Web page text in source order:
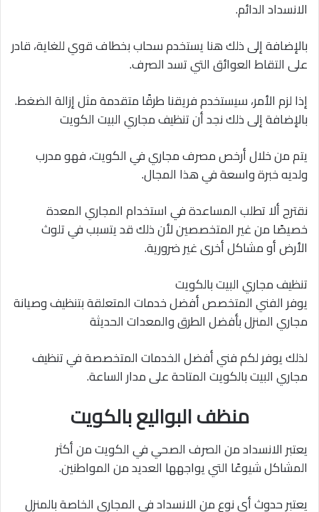
الانسداد الدائم.
بالإضافة إلى ذلك هنا يستخدم سحاب بخطاف قوي للغاية، قادر
على التقاط العوائق التي تسد الصرف.
إذا لزم الأمر، سيستخدم فريقنا طرقًا متقدمة مثل إزالة الضغط.
بالإضافة إلى ذلك نجد أن تنظيف مجاري البيت الكويت
يتم من خلال أرخص مصرف مجاري في الكويت، فهو مدرب
ولديه خبرة واسعة في هذا المجال.
نقترح ألا تطلب المساعدة في استخدام المجاري المعدة
خصيصًا من غير المتخصصين لأن ذلك قد يتسبب في تلوث
الأرض أو مشاكل أخرى غير ضرورية.
تنظيف مجاري البيت بالكويت
يوفر الفني المتخصص أفضل خدمات المتعلقة بتنظيف وصيانة
مجاري المنزل بأفضل الطرق والمعدات الحديثة
لذلك يوفر لكم فني أفضل الخدمات المتخصصة في تنظيف
مجاري البيت بالكويت المتاحة على مدار الساعة.
منظف البواليع بالكويت
يعتبر الانسداد من الصرف الصحي في الكويت من أكثر
المشاكل شيوعًا التي يواجهها العديد من المواطنين.
يعتبر حدوث أي نوع من الانسداد في المجاري الخاصة بالمنزل